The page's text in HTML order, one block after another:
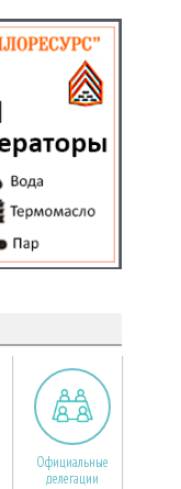
Официальные
делегации